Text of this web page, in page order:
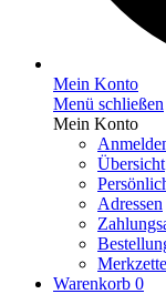
Mein Konto
Menü schließen
Mein Konto
Übersicht
Adressen
Warenkorb 0